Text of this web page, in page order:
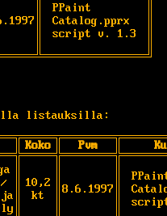
PPaint
Catalog.pprx
script v. 1.3
listauksilla:
Koko Pvm
/
10,2
kt
8.6.1997